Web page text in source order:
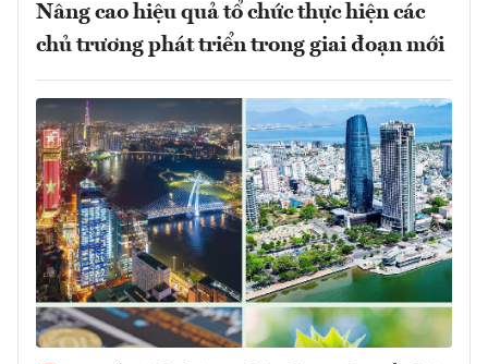
Nâng cao hiệu quả tổ chức thực hiện các
chủ trương phát triển trong giai đoạn mới